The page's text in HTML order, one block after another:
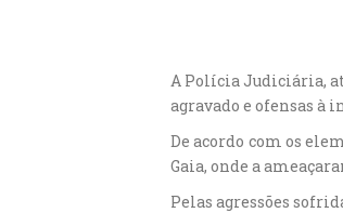
A Polícia Judiciária,
agravado e ofensas à
De acordo com os
Gaia, onde a
Pelas agressões